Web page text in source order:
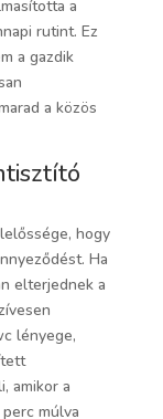
a
rutint. Ez
a gazdik
a közös
hogy
Ha
elterjednek a
lényege,
amikor a
múlva